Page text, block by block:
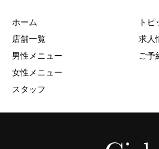
ホーム
店舗一覧
男性メニュー
女性メニュー
スタッフ
トピ
求人
ご予